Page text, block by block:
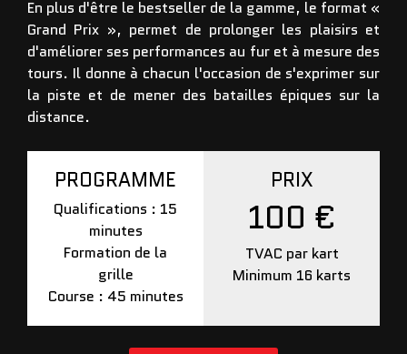
En plus d'être le bestseller de la gamme, le format «
Grand Prix », permet de prolonger les plaisirs et
d'améliorer ses performances au fur et à mesure des
tours. Il donne à chacun l'occasion de s'exprimer sur
la piste et de mener des batailles épiques sur la
distance.
PROGRAMME
Qualifications : 15
minutes
Formation de la
grille
Course : 45 minutes
PRIX
100 €
TVAC par kart
Minimum 16 karts